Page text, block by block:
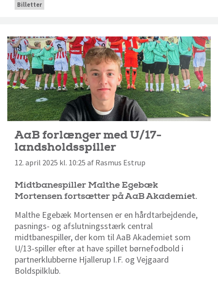
Billetter
AaB forlænger med U/17-
landsholdsspiller
12. april 2025 kl. 10:25 af Rasmus Estrup
Midtbanespiller Malthe Egebæk
Mortensen fortsætter på AaB Akademiet.
Malthe Egebæk Mortensen er en hårdtarbejdende,
pasnings- og afslutningsstærk central
midtbanespiller, der kom til AaB Akademiet som
U/13-spiller efter at have spillet børnefodbold i
partnerklubberne Hjallerup I.F. og Vejgaard
Boldspilklub.